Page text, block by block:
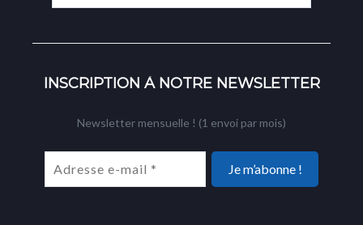
INSCRIPTION À NOTRE NEWSLETTER
Newsletter mensuelle ! (1 envoi par mois)